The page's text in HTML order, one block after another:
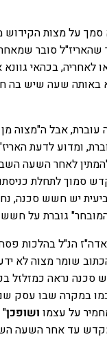
סמך על מצות
סובר שמאחר
בכהאי
באותה שעה שיש
עוברת, אבל ה"מצוה
ומדוע לדעת
לאחר השעה
סמוך לתחלת
יש חשש סכנה,
גוברת על חשש
הנ"ל בהלכות
שומר מצוה לא
נראה כמזלזל
במקרה שבו עסק
על עצמו ושופכן"
עד אחר השעה